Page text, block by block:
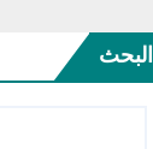
البحث